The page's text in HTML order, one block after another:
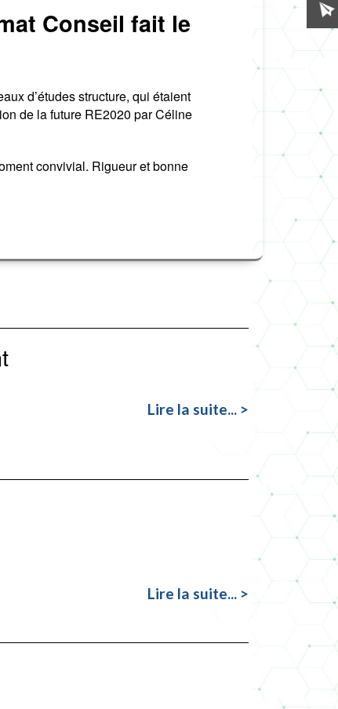
Conseil fait le
d’études structure, qui étaient
de la future RE2020 par Céline
convivial. Rigueur et bonne
Lire la suite... >
Lire la suite... >